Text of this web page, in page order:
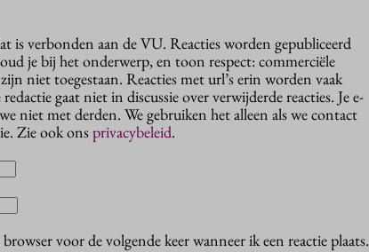
is verbonden aan de VU. Reacties worden gepubliceerd
je bij het onderwerp, en toon respect: commerciële
niet toegestaan. Reacties met url’s erin worden vaak
gaat niet in discussie over verwijderde reacties. Je e-
niet met derden. We gebruiken het alleen als we contact
Zie ook onsprivacybeleid.
voor de volgende keer wanneer ik een reactie plaats.